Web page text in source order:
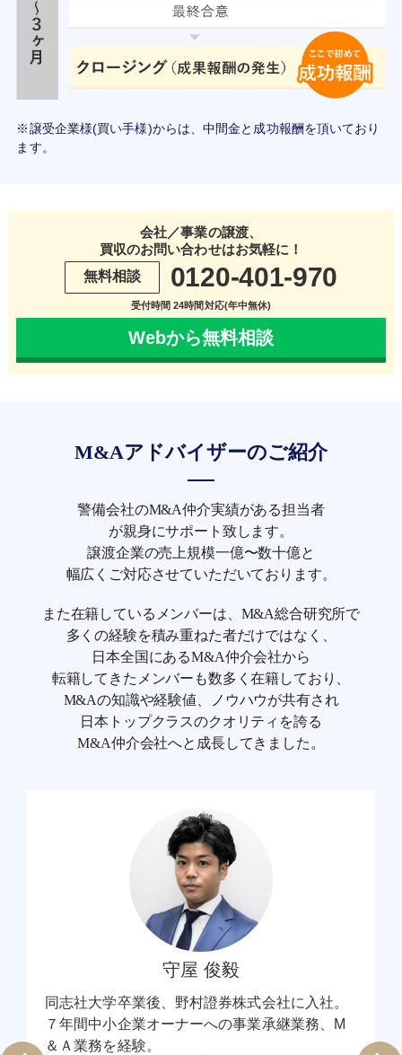
※譲受企業様(買い手様)からは、中間金と成功報酬を頂いており
ます。
会社／事業の譲渡、
買収のお問い合わせはお気軽に！
無料相談
0120-401-970
受付時間 24時間対応(年中無休)
Webから無料相談
M&Aアドバイザーのご紹介
警備会社のM&A仲介実績がある担当者
が親身にサポート致します。
譲渡企業の売上規模一億〜数十億と
幅広くご対応させていただいております。
また在籍しているメンバーは、M&A総合研究所で
多くの経験を積み重ねた者だけではなく、
日本全国にあるM&A仲介会社から
転籍してきたメンバーも数多く在籍しており、
M&Aの知識や経験値、ノウハウが共有され
日本トップクラスのクオリティを誇る
M&A仲介会社へと成長してきました。
守屋 俊毅
同志社大学卒業後、野村證券株式会社に入社。
７年間中小企業オーナーへの事業承継業務、M
＆Ａ業務を経験。